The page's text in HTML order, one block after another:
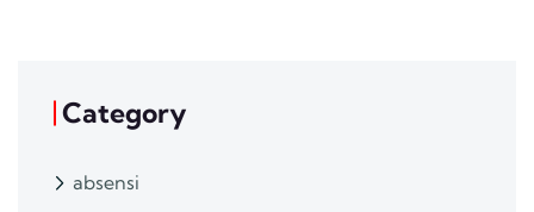
Category
absensi